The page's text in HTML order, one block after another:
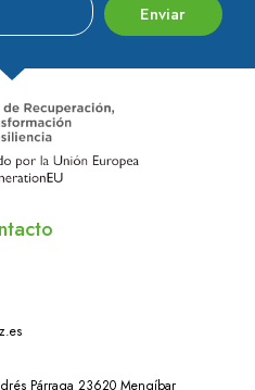
Enviar
Párraga 23620 Mengíbar